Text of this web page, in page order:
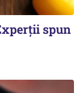
spun